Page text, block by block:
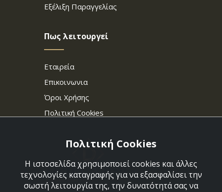
Εξέλιξη Παραγγελίας
Πως λειτουργεί
Εταιρεία
Επικοινωνια
Όροι Χρήσης
Πολιτική Cookies
Πολιτική Cookies
Η ιστοσελίδα χρησιμοποιεί cookies και άλλες
τεχνολογίες καταγραφής για να εξασφαλίσει την
σωστή λειτουργία της, την δυνατότητά σας να